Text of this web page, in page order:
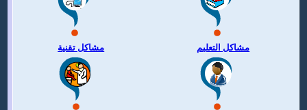
مشاكل تقنية مشاكل التعليم